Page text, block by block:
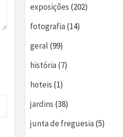
exposições (202)
fotografia(14)
geral (99)
história(7)
hoteis (1)
jardins (38)
junta de freguesia(5)